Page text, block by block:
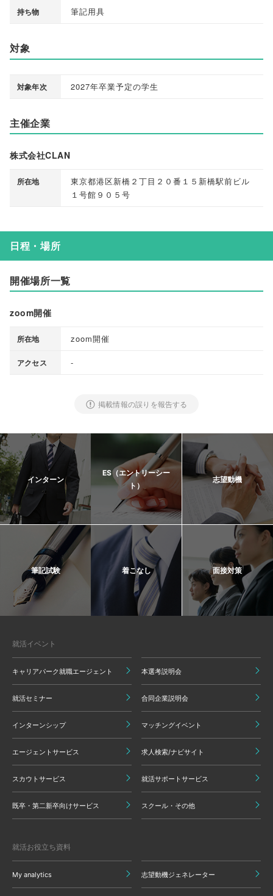
持ち物 筆記用具
対象
対象年次 2027年卒業予定の学生
主催企業
株式会社CLAN
所在地
東京都港区新橋２丁目２０番１５新橋駅前ビル
１号館９０５号
日程・場所
開催場所一覧
zoom開催
所在地 zoom開催
アクセス -
掲載情報の誤りを報告する
インターン
ES（エントリーシー
ト）
志望動機
筆記試験 着こなし 面接対策
就活イベント
キャリアパーク就職エージェント 本選考説明会
就活セミナー 合同企業説明会
インターンシップ マッチングイベント
エージェントサービス 求人検索/ナビサイト
スカウトサービス 就活サポートサービス
既卒・第二新卒向けサービス スクール・その他
就活お役立ち資料
My analytics 志望動機ジェネレーター